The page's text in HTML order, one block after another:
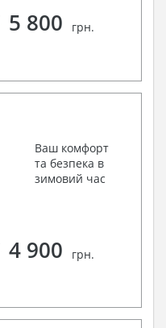
5 800 грн.
Ваш комфорт
та безпека в
зимовий час
4 900 грн.